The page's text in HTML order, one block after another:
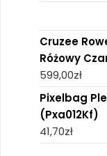
Cruzee
Różowy
599,00zł
Pixelbag
(Pxa012Kf)
41,70zł